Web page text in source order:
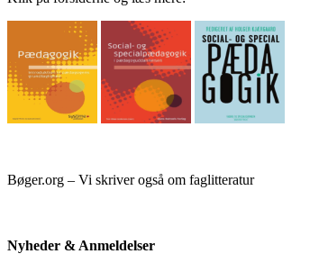
Bøger.org – Vi skriver også om faglitteratur
Nyheder & Anmeldelser